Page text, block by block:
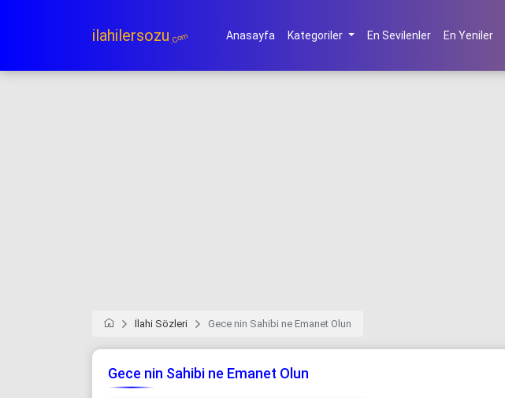
ilahilersozu.Com Anasayfa Kategoriler En Sevilenler En Yeniler
İlahi Sözleri Gece nin Sahibi ne Emanet Olun
Gece nin Sahibi ne Emanet Olun